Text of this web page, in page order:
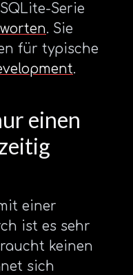
Serie
. Sie
für typische
.
einen
einer
ist es sehr
keinen
sich